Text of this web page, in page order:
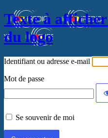
Texte à
du logo
Identifiant ou adresse e-mail
Mot de passe
Se souvenir de moi